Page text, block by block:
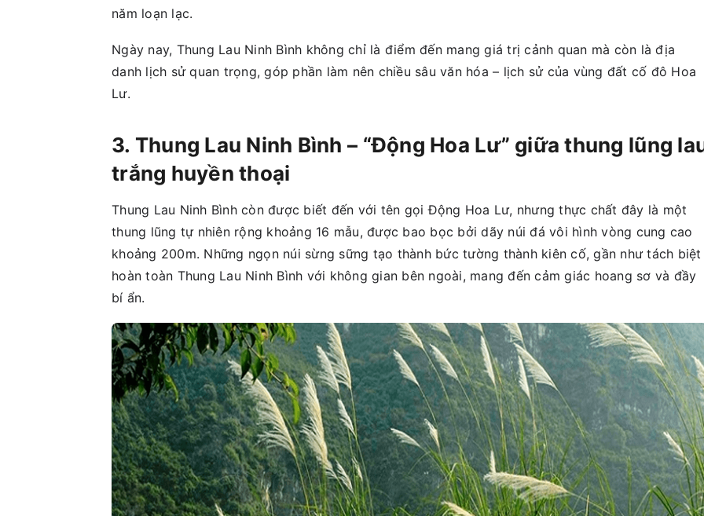
năm loạn lạc.
Ngày nay, Thung Lau Ninh Bình không chỉ là điểm đến mang giá trị cảnh quan mà còn là địa
danh lịch sử quan trọng, góp phần làm nên chiều sâu văn hóa – lịch sử của vùng đất cố đô Hoa
Lư.
3. Thung Lau Ninh Bình – “Động Hoa Lư” giữa thung lũng
trắng huyền thoại
Thung Lau Ninh Bình còn được biết đến với tên gọi Động Hoa Lư, nhưng thực chất đây là một
thung lũng tự nhiên rộng khoảng 16 mẫu, được bao bọc bởi dãy núi đá vôi hình vòng cung cao
khoảng 200m. Những ngọn núi sừng sững tạo thành bức tường thành kiên cố, gần như tách biệt
hoàn toàn Thung Lau Ninh Bình với không gian bên ngoài, mang đến cảm giác hoang sơ và đầy
bí ẩn.